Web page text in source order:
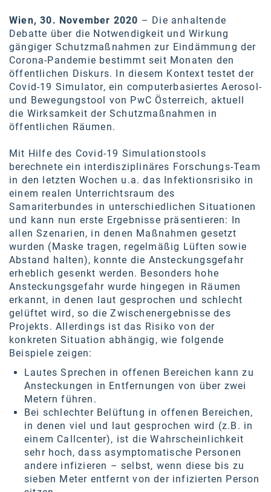
PwC
P&G
RIC
Schiefer Rechtsanwälte
Security KAG
Smile Österreich
Strategie Austria
Strategy&
SW Umwelttechnik
TEDAI
TheVentury
VELUX
vivo
WALTER GROUP
WEB Windenergie AG
WEconomy - Diversity works!
Calle Libre
ÖZSV
Media
Wien, 30. November 2020 – Die anhaltende
Debatte über die Notwendigkeit und Wirkung
gängiger Schutzmaßnahmen zur Eindämmung der
Corona-Pandemie bestimmt seit Monaten den
öffentlichen Diskurs. In diesem Kontext testet der
Covid-19 Simulator, ein computerbasiertes Aerosol-
und Bewegungstool von PwC Österreich, aktuell
die Wirksamkeit der Schutzmaßnahmen in
öffentlichen Räumen.
Mit Hilfe des Covid-19 Simulationstools
berechnete ein interdisziplinäres Forschungs-Team
in den letzten Wochen u.a. das Infektionsrisiko in
einem realen Unterrichtsraum des
Samariterbundes in unterschiedlichen Situationen
und kann nun erste Ergebnisse präsentieren: In
allen Szenarien, in denen Maßnahmen gesetzt
wurden (Maske tragen, regelmäßig Lüften sowie
Abstand halten), konnte die Ansteckungsgefahr
erheblich gesenkt werden. Besonders hohe
Ansteckungsgefahr wurde hingegen in Räumen
erkannt, in denen laut gesprochen und schlecht
gelüftet wird, so die Zwischenergebnisse des
Projekts. Allerdings ist das Risiko von der
konkreten Situation abhängig, wie folgende
Beispiele zeigen:
Lautes Sprechen in offenen Bereichen kann zu
Ansteckungen in Entfernungen von über zwei
Metern führen.
Bei schlechter Belüftung in offenen Bereichen,
in denen viel und laut gesprochen wird (z.B. in
einem Callcenter), ist die Wahrscheinlichkeit
sehr hoch, dass asymptomatische Personen
andere infizieren – selbst, wenn diese bis zu
sieben Meter entfernt von der infizierten Person